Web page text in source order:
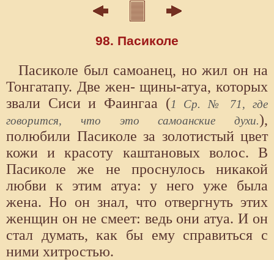
98. Пасиколе
Пасиколе был самоанец, но жил он на
Тонгатапу. Две жен- щины-атуа, которых
звали Сиси и Фаингаа (1 Ср. № 71, где
говорится, что это самоанские духи.),
полюбили Пасиколе за золотистый цвет
кожи и красоту каштановых волос. В
Пасиколе же не проснулось никакой
любви к этим атуа: у него уже была
жена. Но он знал, что отвергнуть этих
женщин он не смеет: ведь они атуа. И он
стал думать, как бы ему справиться с
ними хитростью.